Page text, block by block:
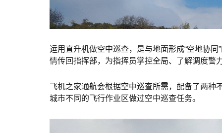
运用直升机做空中巡查，是与地面形成“空地协
情传回指挥部，为指挥员掌控全局、了解调度警
飞机之家通航会根据空中巡查所需，配备了两
城市不同的飞行作业区做过空中巡查任务。